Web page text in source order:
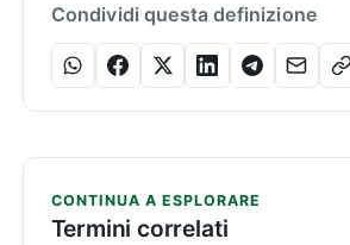
Condividi questa definizione
CONTINUA A ESPLORARE
Termini correlati